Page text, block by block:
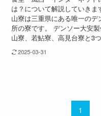
は？について解説していきま
山寮は三重県にある唯一のデ
所の寮です。 デンソー大安
山寮、若鮎寮、高見台寮と3
2025-03-31
1